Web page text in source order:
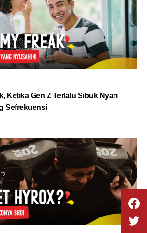
Ketika Gen Z Terlalu Sibuk Nyari
Sefrekuensi